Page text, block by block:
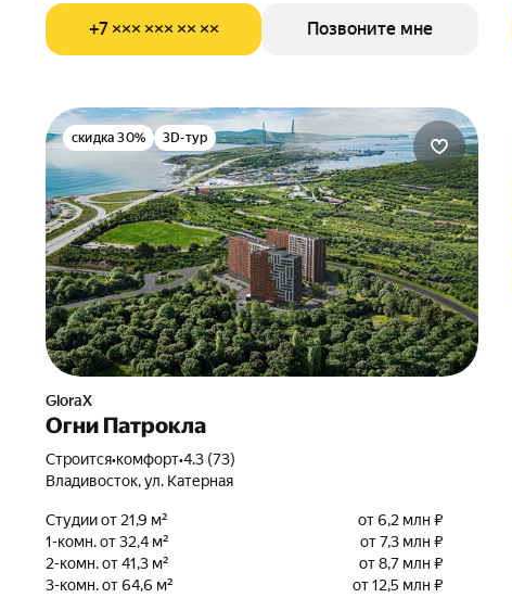
+7 ××× ××× ×× ×× Позвоните мне
скидка 30% 3D-тур
GloraX
Огни Патрокла
Строится•комфорт•4.3 (73)
Владивосток, ул. Катерная
Студии от 21,9 м²
от 6,2 млн ₽
1-комн. от 32,4 м²
от 7,3 млн ₽
2-комн. от 41,3 м²
от 8,7 млн ₽
3-комн. от 64,6 м²
от 12,5 млн ₽